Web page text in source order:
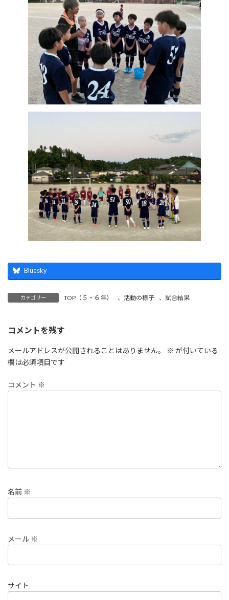
Bluesky
カテゴリー TOP（５・６年） 、 活動の様子 、試合結果
コメントを残す
メールアドレスが公開されることはありません。 ※ が付いている
欄は必須項目です
コメント ※
名前 ※
メール ※
サイト